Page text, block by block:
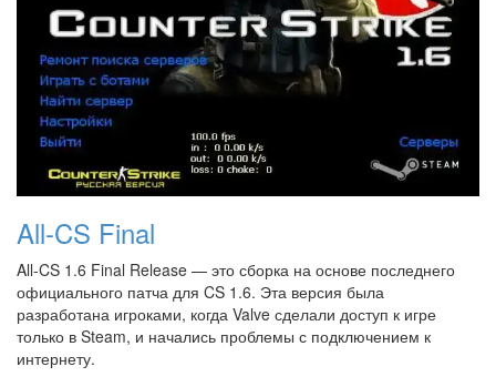
All-CS Final
All-CS 1.6 Final Release — это сборка на основе последнего
официального патча для CS 1.6. Эта версия была
разработана игроками, когда Valve сделали доступ к игре
только в Steam, и начались проблемы с подключением к
интернету.